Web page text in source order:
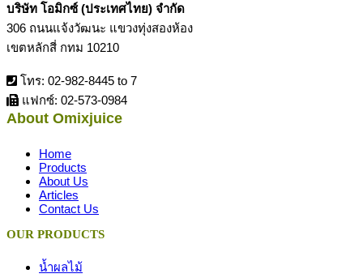
บริษัท โอมิกซ์ (ประเทศไทย) จำกัด
306 ถนนแจ้งวัฒนะ แขวงทุ่งสองห้อง
เขตหลักสี่ กทม 10210
โทร: 02-982-8445 to 7
แฟกซ์: 02-573-0984
About Omixjuice
Home
Products
About Us
Articles
Contact Us
OUR PRODUCTS
น้ำผลไม้